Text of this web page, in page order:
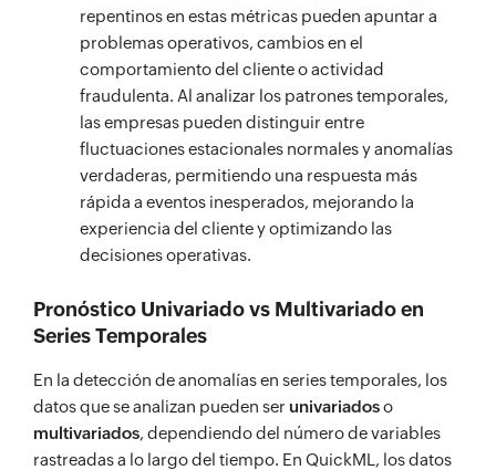
repentinos en estas métricas pueden apuntar a
problemas operativos, cambios en el
comportamiento del cliente o actividad
fraudulenta. Al analizar los patrones temporales,
las empresas pueden distinguir entre
fluctuaciones estacionales normales y anomalías
verdaderas, permitiendo una respuesta más
rápida a eventos inesperados, mejorando la
experiencia del cliente y optimizando las
decisiones operativas.
Pronóstico Univariado vs Multivariado en
Series Temporales
En la detección de anomalías en series temporales, los
datos que se analizan pueden ser univariadoso
multivariados, dependiendo del número de variables
rastreadas a lo largo del tiempo. En QuickML, los datos